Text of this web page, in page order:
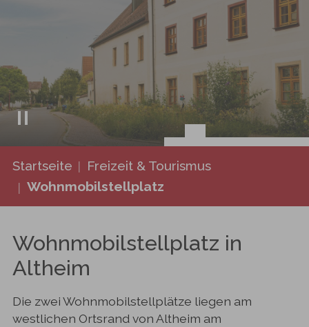
Startseite Freizeit & Tourismus
Wohnmobilstellplatz
Wohnmobilstellplatz in
Altheim
Die zwei Wohnmobilstellplätze liegen am
westlichen Ortsrand von Altheim am